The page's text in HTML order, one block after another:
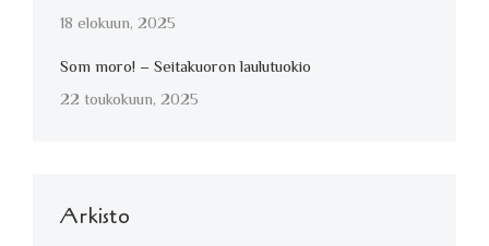
18 elokuun, 2025
Som moro! – Seitakuoron laulutuokio
22 toukokuun, 2025
Arkisto